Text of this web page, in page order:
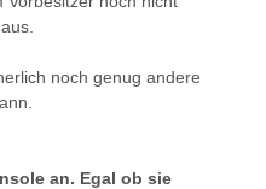
noch genug andere
an. Egal ob sie